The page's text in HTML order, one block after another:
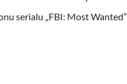
serialu „FBI: Most Wanted”